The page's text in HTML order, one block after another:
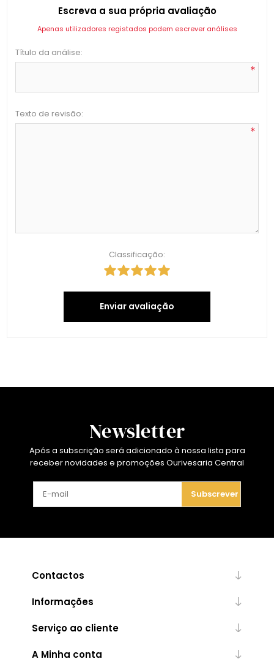
Escreva a sua própria avaliação
Apenas utilizadores registados podem escrever análises
Título da análise:
*
Texto de revisão:
*
Classificação:
Enviar avaliação
Newsletter
Após a subscrição será adicionado à nossa lista para
receber novidades e promoções Ourivesaria Central
Subscrever
Contactos
Informações
Serviço ao cliente
A Minha conta